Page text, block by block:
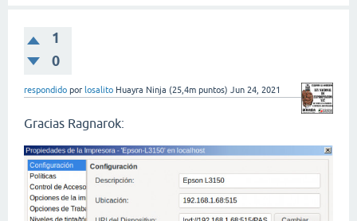
1
0
respondido por losalito Huayra Ninja (25,4m puntos) Jun 24, 2021
Gracias Ragnarok: